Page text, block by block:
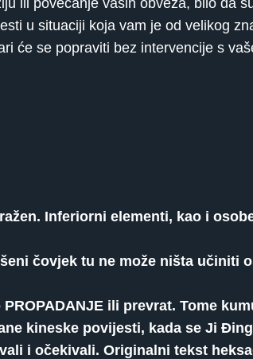
ili povećanje vaših obveza, bilo da
u situaciji koja vam je od velikog
će se popraviti bez intervencije s
Inferiorni elementi, kao i
čovjek tu ne može ništa učiniti
ili prevrat. Tome
kineske povijesti, kada se Ji
i očekivali. Originalni tekst